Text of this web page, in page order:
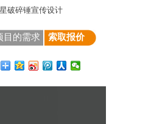
破碎锤宣传设计
目的需求 索取报价